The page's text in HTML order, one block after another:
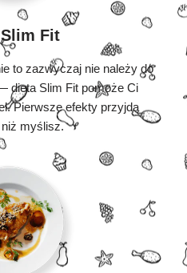
Fit
to zazwyczaj nie należy do
dieta Slim Fit pomoże Ci
Pierwsze efekty przyjdą
myślisz.